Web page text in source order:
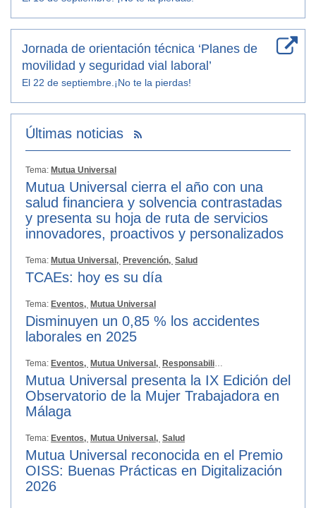
Jornada de orientación técnica ‘Planes de
movilidad y seguridad vial laboral’
El 22 de septiembre.¡No te la pierdas!
Últimas noticias
Tema: Mutua Universal
Mutua Universal cierra el año con una
salud financiera y solvencia contrastadas
y presenta su hoja de ruta de servicios
innovadores, proactivos y personalizados
Tema: Mutua Universal, Prevención, Salud
TCAEs: hoy es su día
Tema: Eventos, Mutua Universal
Disminuyen un 0,85 % los accidentes
laborales en 2025
Tema: Eventos, Mutua Universal, Responsabilidad Social
Mutua Universal presenta la IX Edición del
Observatorio de la Mujer Trabajadora en
Málaga
Tema: Eventos, Mutua Universal, Salud
Mutua Universal reconocida en el Premio
OISS: Buenas Prácticas en Digitalización
2026